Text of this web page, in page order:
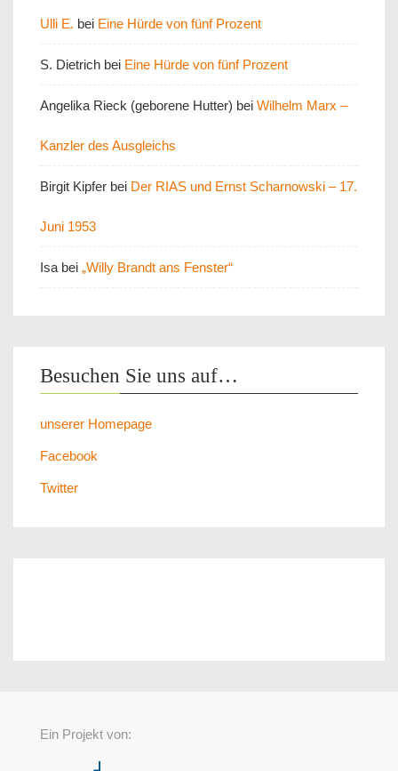
Ulli E. bei Eine Hürde von fünf Prozent
S. Dietrich bei Eine Hürde von fünf Prozent
Angelika Rieck (geborene Hutter) bei Wilhelm Marx –
Kanzler des Ausgleichs
Birgit Kipfer bei Der RIAS und Ernst Scharnowski – 17.
Juni 1953
Isabei „Willy Brandt ans Fenster“
Besuchen Sie uns auf…
unserer Homepage
Facebook
Twitter
Ein Projekt von: